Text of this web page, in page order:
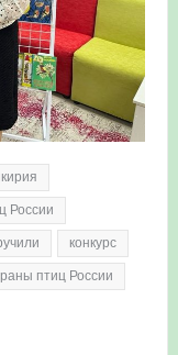
России
конкурс
птиц России